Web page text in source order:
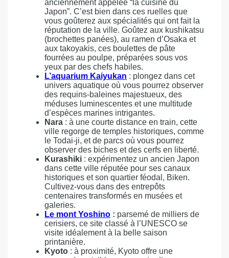
anciennement appelée “la cuisine du
Japon”. C’est bien dans ces ruelles que
vous goûterez aux spécialités qui ont fait la
réputation de la ville. Goûtez aux kushikatsu
(brochettes panées), au ramen d’Osaka et
aux takoyakis, ces boulettes de pâte
fourrées au poulpe, préparées sous vos
yeux par des chefs habiles.
L’aquarium Kaiyukan : plongez dans cet
univers aquatique où vous pourrez observer
des requins-baleines majestueux, des
méduses luminescentes et une multitude
d’espèces marines intrigantes.
Nara : à une courte distance en train, cette
ville regorge de temples historiques, comme
le Todai-ji, et de parcs où vous pourrez
observer des biches et des cerfs en liberté.
Kurashiki : expérimentez un ancien Japon
dans cette ville réputée pour ses canaux
historiques et son quartier féodal, Biken.
Cultivez-vous dans des entrepôts
centenaires transformés en musées et
galeries.
Le mont Yoshino : parsemé de milliers de
cerisiers, ce site classé à l’UNESCO se
visite idéalement à la belle saison
printanière.
Kyoto : à proximité, Kyoto offre une